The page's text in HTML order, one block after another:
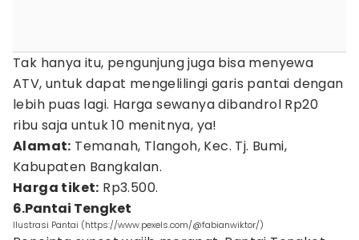
Tak hanya itu, pengunjung juga bisa menyewa
ATV, untuk dapat mengelilingi garis pantai dengan
lebih puas lagi. Harga sewanya dibandrol Rp20
ribu saja untuk 10 menitnya, ya!
Alamat: Temanah, Tlangoh, Kec. Tj. Bumi,
Kabupaten Bangkalan.
Harga tiket: Rp3.500.
6.Pantai Tengket
Ilustrasi Pantai (https://www.pexels.com/@fabianwiktor/)